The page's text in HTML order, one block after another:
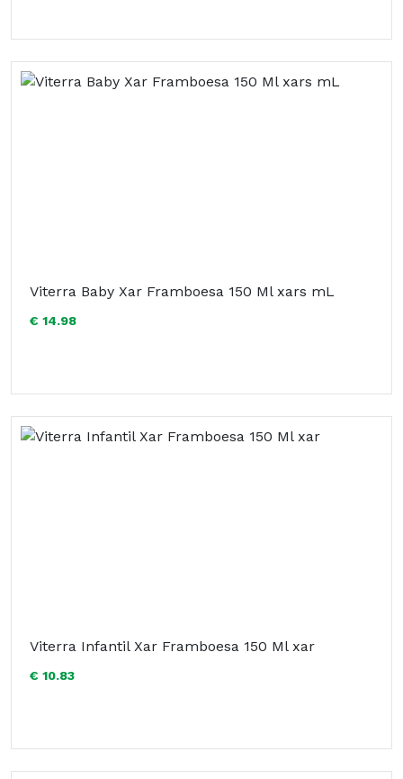
Viterra Baby Xar Framboesa 150 Ml xars mL
€ 14.98
Viterra Infantil Xar Framboesa 150 Ml xar
€ 10.83